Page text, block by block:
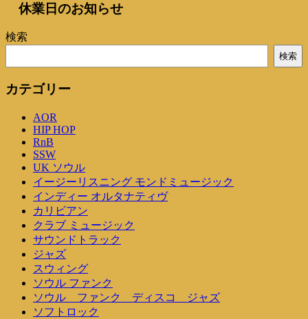
ナ
ビ
シ
休業日のお知らせ
検索
検索
カテゴリー
AOR
HIP HOP
RnB
SSW
UK ソウル
イージーリスニング モンドミュージック
インディー オルタナティヴ
カリビアン
クラブ ミュージック
サウンドトラック
ジャズ
スウィング
ソウル ファンク
ソウル ファンク ディスコ ジャズ
ソフトロック